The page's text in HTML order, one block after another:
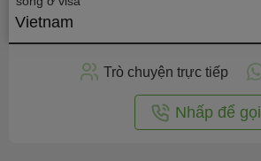
Vietnam
Gửi
hồ
Trò chuyện trực tiếp
Nhấp để gọi